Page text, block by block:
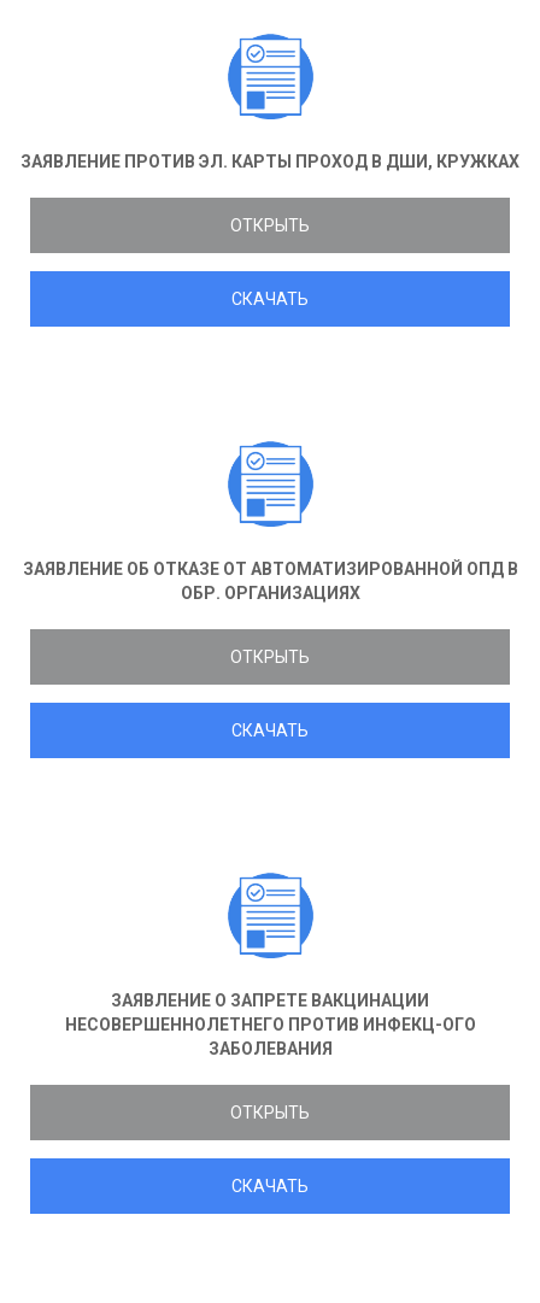
ЗАЯВЛЕНИЕ ПРОТИВ ЭЛ. КАРТЫ ПРОХОД В ДШИ, КРУЖКАХ
ОТКРЫТЬ
СКАЧАТЬ
ЗАЯВЛЕНИЕ ОБ ОТКАЗЕ ОТ АВТОМАТИЗИРОВАННОЙ ОПД В
ОБР. ОРГАНИЗАЦИЯХ
ОТКРЫТЬ
СКАЧАТЬ
ЗАЯВЛЕНИЕ О ЗАПРЕТЕ ВАКЦИНАЦИИ
НЕСОВЕРШЕННОЛЕТНЕГО ПРОТИВ ИНФЕКЦ-ОГО
ЗАБОЛЕВАНИЯ
ОТКРЫТЬ
СКАЧАТЬ